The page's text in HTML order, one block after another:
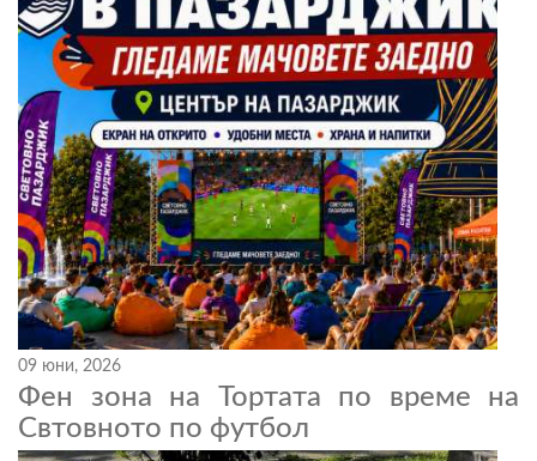
09 юни, 2026
Фен зона на Тортата по време на
Свтовното по футбол